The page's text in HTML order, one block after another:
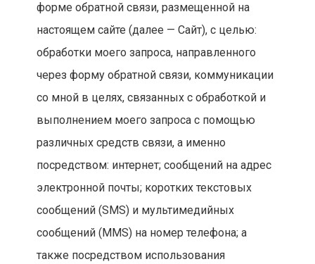
форме обратной связи, размещенной на
настоящем сайте (далее — Сайт), с целью:
обработки моего запроса, направленного
через форму обратной связи, коммуникации
со мной в целях, связанных с обработкой и
выполнением моего запроса с помощью
различных средств связи, а именно
посредством: интернет; сообщений на адрес
электронной почты; коротких текстовых
сообщений (SMS) и мультимедийных
сообщений (MMS) на номер телефона; а
также посредством использования